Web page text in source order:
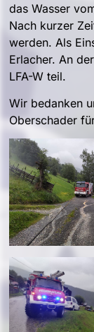
das Wasser
Nach kurzer
werden. Als
Erlacher. An
LFA-W teil.
Wir bedanken
Oberschader